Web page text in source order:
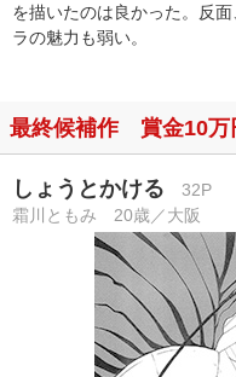
を描いたのは良かった。反
ラの魅力も弱い。
最終候補作 賞金10万
しょうとかける 32P
霜川ともみ 20歳／大阪